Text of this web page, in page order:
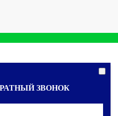
ЗВОНОК